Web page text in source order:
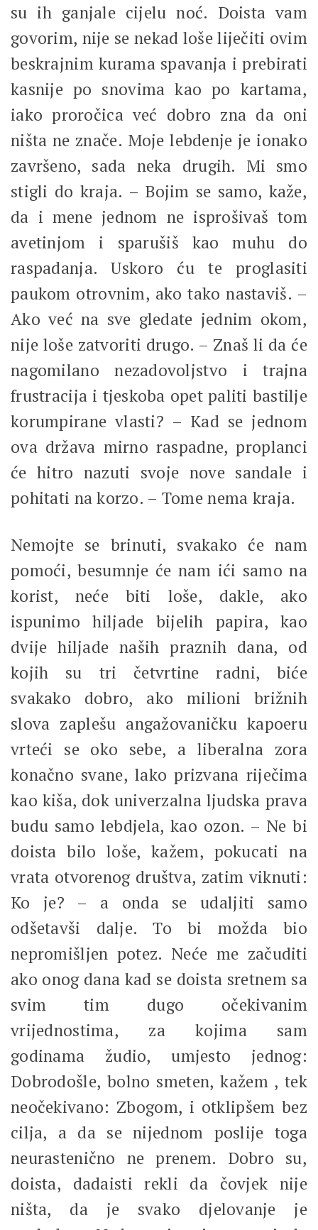
su ih ganjale cijelu noć. Doista vam
govorim, nije se nekad loše liječiti ovim
beskrajnim kurama spavanja i prebirati
kasnije po snovima kao po kartama,
iako proročica već dobro zna da oni
ništa ne znače. Moje lebdenje je ionako
završeno, sada neka drugih. Mi smo
stigli do kraja. – Bojim se samo, kaže,
da i mene jednom ne isprošivaš tom
avetinjom i sparušiš kao muhu do
raspadanja. Uskoro ću te proglasiti
paukom otrovnim, ako tako nastaviš. –
Ako već na sve gledate jednim okom,
nije loše zatvoriti drugo. – Znaš li da će
nagomilano nezadovoljstvo i trajna
frustracija i tjeskoba opet paliti bastilje
korumpirane vlasti? – Kad se jednom
ova država mirno raspadne, proplanci
će hitro nazuti svoje nove sandale i
pohitati na korzo. – Tome nema kraja.
Nemojte se brinuti, svakako će nam
pomoći, besumnje će nam ići samo na
korist, neće biti loše, dakle, ako
ispunimo hiljade bijelih papira, kao
dvije hiljade naših praznih dana, od
kojih su tri četvrtine radni, biće
svakako dobro, ako milioni brižnih
slova zaplešu angažovaničku kapoeru
vrteći se oko sebe, a liberalna zora
konačno svane, lako prizvana riječima
kao kiša, dok univerzalna ljudska prava
budu samo lebdjela, kao ozon. – Ne bi
doista bilo loše, kažem, pokucati na
vrata otvorenog društva, zatim viknuti:
Ko je? – a onda se udaljiti samo
odšetavši dalje. To bi možda bio
nepromišljen potez. Neće me začuditi
ako onog dana kad se doista sretnem sa
svim tim dugo očekivanim
vrijednostima, za kojima sam
godinama žudio, umjesto jednog:
Dobrodošle, bolno smeten, kažem , tek
neočekivano: Zbogom, i otklipšem bez
cilja, a da se nijednom poslije toga
neurastenično ne prenem. Dobro su,
doista, dadaisti rekli da čovjek nije
ništa, da je svako djelovanje je